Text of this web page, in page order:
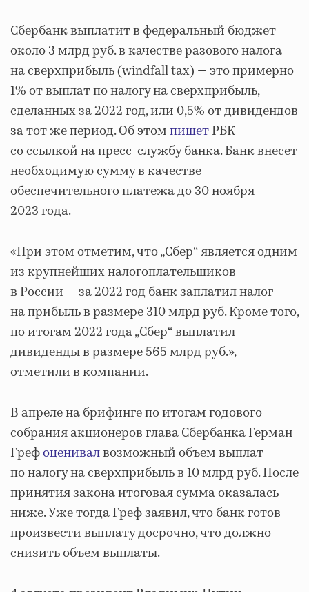
Сбербанк выплатит в федеральный бюджет
около 3 млрд руб. в качестве разового налога
на сверхприбыль (windfall tax) — это примерно
1% от выплат по налогу на сверхприбыль,
сделанных за 2022 год, или 0,5% от дивидендов
за тот же период. Об этомпишетРБК
со ссылкой на пресс-службу банка. Банк внесет
необходимую сумму в качестве
обеспечительного платежа до 30 ноября
2023 года.
«При этом отметим, что „Сбер“ является одним
из крупнейших налогоплательщиков
в России — за 2022 год банк заплатил налог
на прибыль в размере 310 млрд руб. Кроме того,
по итогам 2022 года „Сбер“ выплатил
дивиденды в размере 565 млрд руб.», —
отметили в компании.
В апреле на брифинге по итогам годового
собрания акционеров глава Сбербанка Герман
Грефоценивалвозможный объем выплат
по налогу на сверхприбыль в 10 млрд руб. После
принятия закона итоговая сумма оказалась
ниже. Уже тогда Греф заявил, что банк готов
произвести выплату досрочно, что должно
снизить объем выплаты.